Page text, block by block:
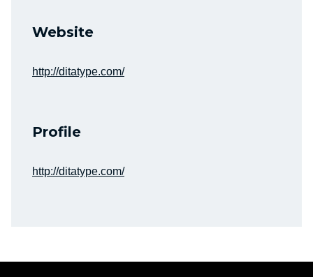
Website
http://ditatype.com/
Profile
http://ditatype.com/